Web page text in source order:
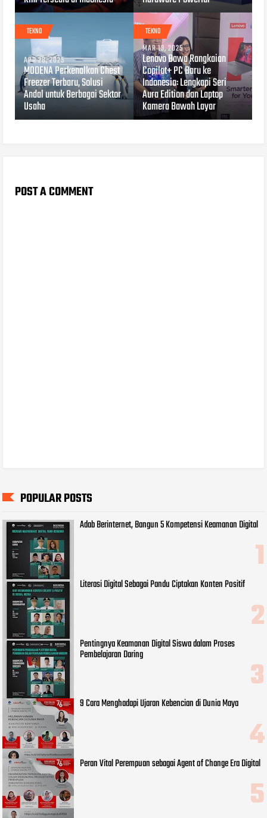
TEKNO
APR 28, 2025
MODENA Perkenalkan Chest
Freezer Terbaru, Solusi
Andal untuk Berbagai Sektor
Usaha
TEKNO
MAR 13, 2025
Lenovo Bawa Rangkaian
Copilot+ PC Baru ke
Indonesia: Lengkapi Seri
Aura Edition dan Laptop
Kamera Bawah Layar
POST A COMMENT
POPULAR POSTS
Adab Berinternet, Bangun 5 Kompetensi Keamanan Digital
Literasi Digital Sebagai Pandu Ciptakan Konten Positif
Pentingnya Keamanan Digital Siswa dalam Proses
Pembelajaran Daring
9 Cara Menghadapi Ujaran Kebencian di Dunia Maya
Peran Vital Perempuan sebagai Agent of Change Era Digital